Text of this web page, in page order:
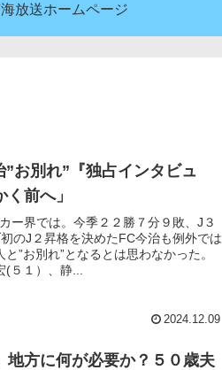
放送ホームページ
お別れ”『独占インタビュ
前へ」
ー界では。今季２２勝７分９敗、J３
のJ２昇格を決めたFC今治も例外では
”お別れ”となるとは思わなかった。
５１）、静...
2024.12.09
地方に何が必要か？５０歳夫